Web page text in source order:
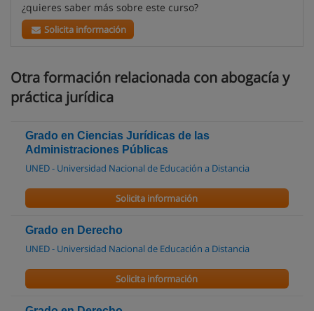
¿quieres saber más sobre este curso?
Solicita información
Otra formación relacionada con abogacía y
práctica jurídica
Grado en Ciencias Jurídicas de las
Administraciones Públicas
UNED - Universidad Nacional de Educación a Distancia
Solicita información
Grado en Derecho
UNED - Universidad Nacional de Educación a Distancia
Solicita información